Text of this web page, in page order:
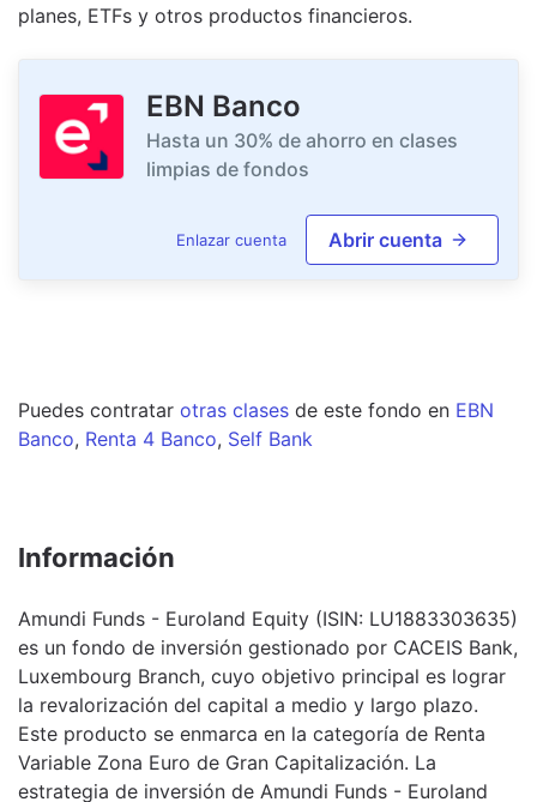
planes, ETFs y otros productos financieros.
EBN Banco
Hasta un 30% de ahorro en clases
limpias de fondos
Enlazar cuenta Abrir cuenta
Puedes contratar otras clases de este fondo en EBN
Banco, Renta 4 Banco, Self Bank
Información
Amundi Funds - Euroland Equity (ISIN: LU1883303635)
es un fondo de inversión gestionado por CACEIS Bank,
Luxembourg Branch, cuyo objetivo principal es lograr
la revalorización del capital a medio y largo plazo.
Este producto se enmarca en la categoría de Renta
Variable Zona Euro de Gran Capitalización. La
estrategia de inversión de Amundi Funds - Euroland